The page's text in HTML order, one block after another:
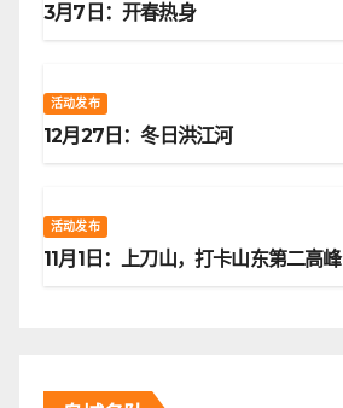
3月7日：开春热身
活动发布
12月27日：冬日洪江河
活动发布
11月1日：上刀山，打卡山东第二高峰